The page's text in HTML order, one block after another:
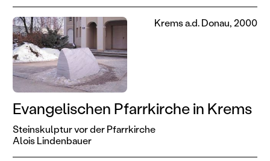
Evangelischen Pfarrkirche in Krems
Steinskulptur vor der Pfarrkirche
Alois Lindenbauer
Krems a.d. Donau, 2000